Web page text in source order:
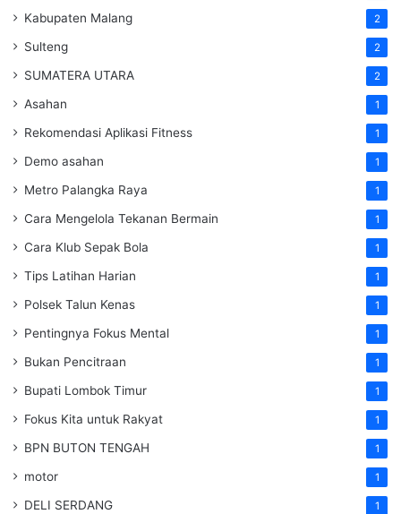
Kabupaten Malang 2
Sulteng 2
SUMATERA UTARA 2
Asahan 1
Rekomendasi Aplikasi Fitness 1
Demo asahan 1
Metro Palangka Raya 1
Cara Mengelola Tekanan Bermain 1
Cara Klub Sepak Bola 1
Tips Latihan Harian 1
Polsek Talun Kenas 1
Pentingnya Fokus Mental 1
Bukan Pencitraan 1
Bupati Lombok Timur 1
Fokus Kita untuk Rakyat 1
BPN BUTON TENGAH 1
motor 1
DELI SERDANG 1